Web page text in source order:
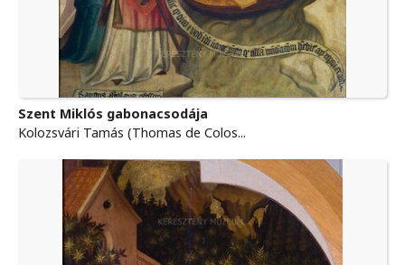
Szent Miklós gabonacsodája
Kolozsvári Tamás (Thomas de Colos...